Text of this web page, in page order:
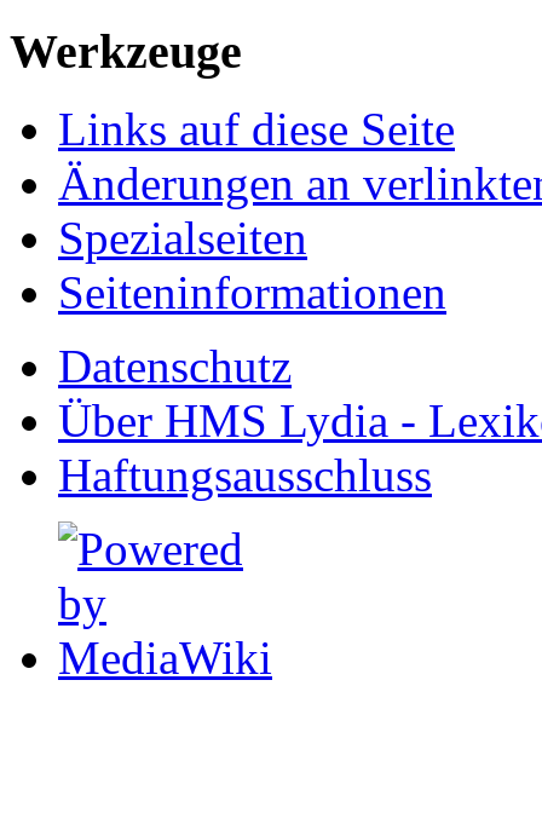
Werkzeuge
Links auf diese Seite
Änderungen an
Spezialseiten
Seiten­informationen
Datenschutz
Über HMS Lydia -
Haftungsausschluss